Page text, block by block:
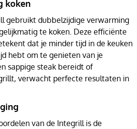
koken
gebruikt dubbelzijdige verwarming
te koken. Deze efficiënte
dat je minder tijd in de keuken
hebt om te genieten van je
sappige steak bereidt of
verwacht perfecte resultaten in
van de Integrill is de